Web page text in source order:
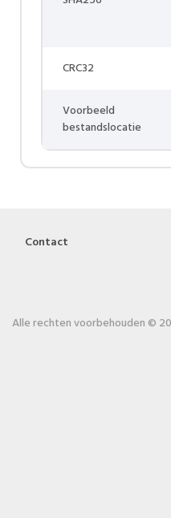
CRC32
Voorbeeld
bestandslocatie
Contact
Alle rechten voorbehouden ©